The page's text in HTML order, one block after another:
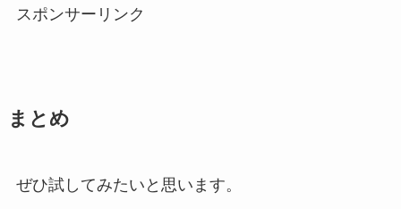
スポンサーリンク
まとめ
ぜひ試してみたいと思います。